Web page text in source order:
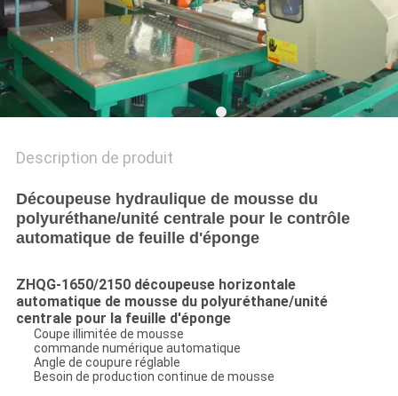
Description de produit
Découpeuse hydraulique de mousse du
polyuréthane/unité centrale pour le contrôle
automatique de feuille d'éponge
ZHQG-1650/2150 découpeuse horizontale
automatique de mousse du polyuréthane/unité
centrale pour la feuille d'éponge
Coupe illimitée de mousse
commande numérique automatique
Angle de coupure réglable
Besoin de production continue de mousse